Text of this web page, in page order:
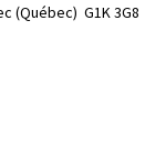
(Québec)  G1K 3G8